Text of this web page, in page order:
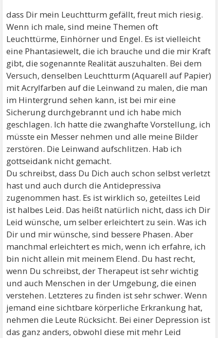
dass Dir mein Leuchtturm gefällt, freut mich riesig.
Wenn ich male, sind meine Themen oft
Leuchttürme, Einhörner und Engel. Es ist vielleicht
eine Phantasiewelt, die ich brauche und die mir Kraft
gibt, die sogenannte Realität auszuhalten. Bei dem
Versuch, denselben Leuchtturm (Aquarell auf Papier)
mit Acrylfarben auf die Leinwand zu malen, die man
im Hintergrund sehen kann, ist bei mir eine
Sicherung durchgebrannt und ich habe mich
geschlagen. Ich hatte die zwanghafte Vorstellung, ich
müsste ein Messer nehmen und alle meine Bilder
zerstören. Die Leinwand aufschlitzen. Hab ich
gottseidank nicht gemacht.
Du schreibst, dass Du Dich auch schon selbst verletzt
hast und auch durch die Antidepressiva
zugenommen hast. Es ist wirklich so, geteiltes Leid
ist halbes Leid. Das heißt natürlich nicht, dass ich Dir
Leid wünsche, um selber erleichtert zu sein. Was ich
Dir und mir wünsche, sind bessere Phasen. Aber
manchmal erleichtert es mich, wenn ich erfahre, ich
bin nicht allein mit meinem Elend. Du hast recht,
wenn Du schreibst, der Therapeut ist sehr wichtig
und auch Menschen in der Umgebung, die einen
verstehen. Letzteres zu finden ist sehr schwer. Wenn
jemand eine sichtbare körperliche Erkrankung hat,
nehmen die Leute Rücksicht. Bei einer Depression ist
das ganz anders, obwohl diese mit mehr Leid